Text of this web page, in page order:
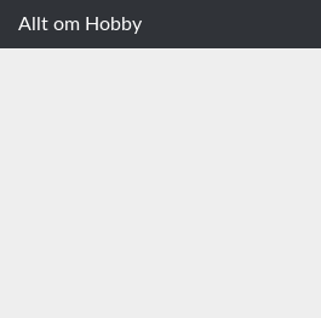
Allt om Hobby